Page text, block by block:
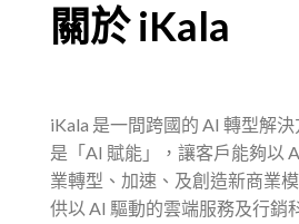
關於 iKala
iKala 是一間跨國的 AI 轉型解
是「AI 賦能」，讓客戶能夠以
業轉型、加速、及創造新商業
供以 AI 驅動的雲端服務及行銷